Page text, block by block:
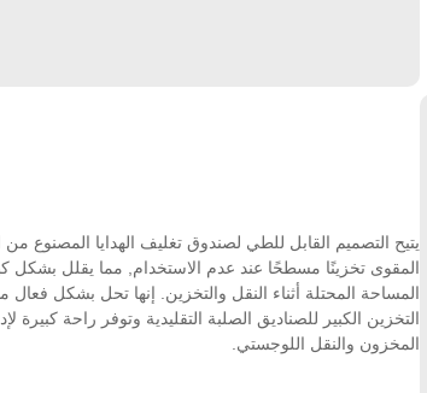
يتيح التصميم القابل للطي لصندوق تغليف الهدايا المصنوع من
المقوى تخزينًا مسطحًا عند عدم الاستخدام, مما يقلل بشكل
المساحة المحتلة أثناء النقل والتخزين. إنها تحل بشكل
التخزين الكبير للصناديق الصلبة التقليدية وتوفر راحة كبيرة
المخزون والنقل اللوجستي.